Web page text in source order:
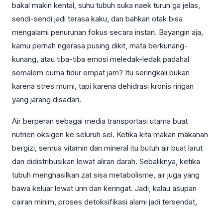
bakal makin kental, suhu tubuh suka naek turun ga jelas,
sendi-sendi jadi terasa kaku, dan bahkan otak bisa
mengalami penurunan fokus secara instan. Bayangin aja,
kamu pernah ngerasa pusing dikit, mata berkunang-
kunang, atau tiba-tiba emosi meledak-ledak padahal
semalem cuma tidur empat jam? Itu seringkali bukan
karena stres murni, tapi karena dehidrasi kronis ringan
yang jarang disadari.
Air berperan sebagai media transportasi utama buat
nutrien oksigen ke seluruh sel. Ketika kita makan makanan
bergizi, semua vitamin dan mineral itu butuh air buat larut
dan didistribusikan lewat aliran darah. Sebaliknya, ketika
tubuh menghasilkan zat sisa metabolisme, air juga yang
bawa keluar lewat urin dan keringat. Jadi, kalau asupan
cairan minim, proses detoksifikasi alami jadi tersendat,